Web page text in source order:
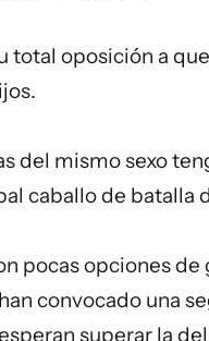
total oposición a
del mismo sexo
caballo de batalla
pocas opciones de
convocado una
superar la